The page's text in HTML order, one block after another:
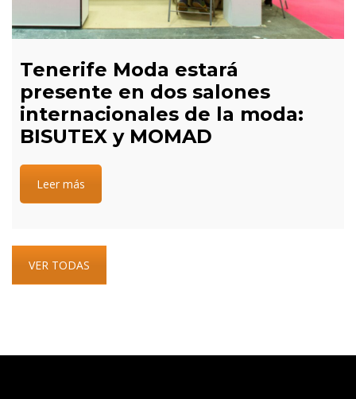
Tenerife Moda estará
presente en dos salones
internacionales de la moda:
BISUTEX y MOMAD
Leer más
VER TODAS